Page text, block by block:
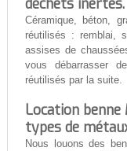
déchets inertes.
Céramique, béton,
réutilisés : remblai,
assises de
vous débarrasser
réutilisés par la suite.
Location
types de
Nous louons des